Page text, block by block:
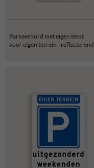
Parkeerbord met eigen tekst
voor eigen terrein - reflecterend